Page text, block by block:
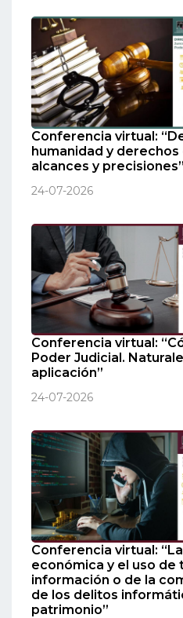
Conferencia virtual:
humanidad y
alcances y precisiones”
24-07-2026
Conferencia virtual:
Poder Judicial.
aplicación”
24-07-2026
Conferencia virtual:
económica y el uso de
información o de la
de los delitos
patrimonio”